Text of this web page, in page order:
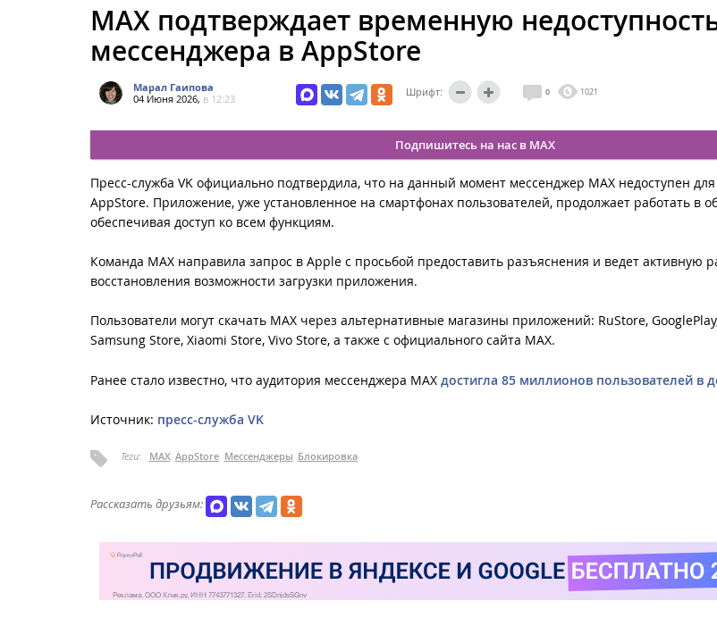
МАХ подтверждает временную
мессенджера в AppStore
Марал Гаипова
04 Июня 2026, в 12:23
Шрифт: 0 1021
Подпишитесь на нас в MAX
Пресс-служба VK официально подтвердила, что на данный момент мессенджер МАХ недоступен
AppStore. Приложение, уже установленное на смартфонах пользователей, продолжает работать в
обеспечивая доступ ко всем функциям.
Команда МАХ направила запрос в Apple с просьбой предоставить разъяснения и ведет активную
восстановления возможности загрузки приложения.
Пользователи могут скачать МАХ через альтернативные магазины приложений: RuStore,
Samsung Store, Xiaomi Store, Vivo Store, а также с официального сайта MAХ.
Ранее стало известно, что аудитория мессенджера MAX достигла 85 миллионов пользователей в
Источник: пресс-служба VK
Теги: MAX AppStore Мессенджеры Блокировка
Рассказать друзьям: